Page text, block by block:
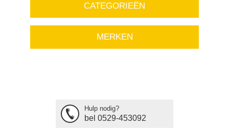
CATEGORIEËN
MERKEN
Hulp nodig?
bel 0529-453092